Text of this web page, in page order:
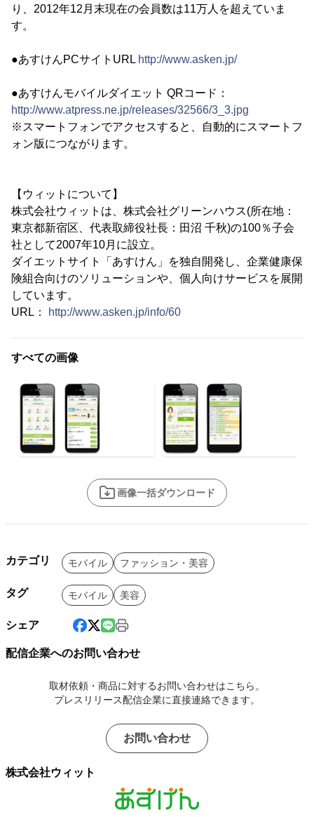
り、2012年12月末現在の会員数は11万人を超えていま
す。
●あすけんPCサイトURL http://www.asken.jp/
●あすけんモバイルダイエット QRコード：
http://www.atpress.ne.jp/releases/32566/3_3.jpg
※スマートフォンでアクセスすると、自動的にスマートフ
ォン版につながります。
【ウィットについて】
株式会社ウィットは、株式会社グリーンハウス(所在地：
東京都新宿区、代表取締役社長：田沼 千秋)の100％子会
社として2007年10月に設立。
ダイエットサイト「あすけん」を独自開発し、企業健康保
険組合向けのソリューションや、個人向けサービスを展開
しています。
URL：
http://www.asken.jp/info/60
すべての画像
画像一括ダウンロード
カテゴリ モバイル ファッション・美容
タグ モバイル 美容
シェア
配信企業へのお問い合わせ
取材依頼・商品に対するお問い合わせはこちら。
プレスリリース配信企業に直接連絡できます。
お問い合わせ
株式会社ウィット